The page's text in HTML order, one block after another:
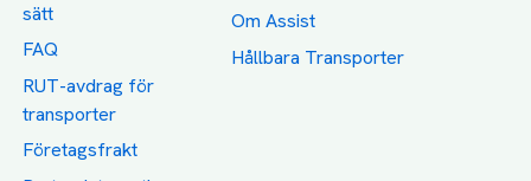
sätt
FAQ
RUT-avdrag för
transporter
Företagsfrakt
Om Assist
Hållbara Transporter